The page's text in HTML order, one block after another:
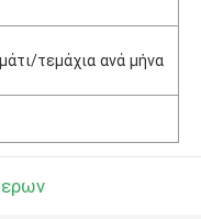
τεμάχια ανά μήνα